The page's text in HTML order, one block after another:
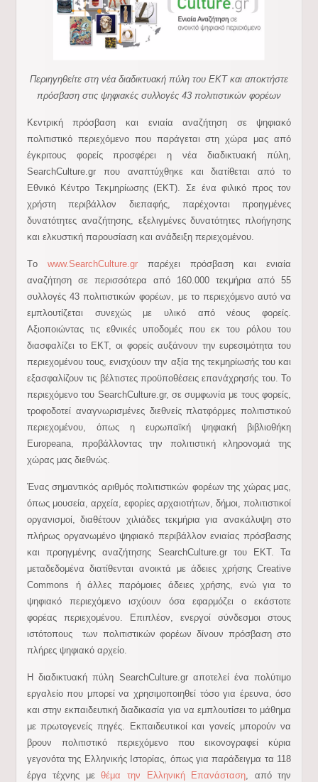
Περιηγηθείτε στη νέα διαδικτυακή πύλη του ΕΚΤ και αποκτήστε
πρόσβαση στις ψηφιακές συλλογές 43 πολιτιστικών φορέων
Kεντρική πρόσβαση και ενιαία αναζήτηση σε ψηφιακό
πολιτιστικό περιεχόμενο που παράγεται στη χώρα μας από
έγκριτους φορείς προσφέρει η νέα διαδικτυακή πύλη,
SearchCulture.gr που αναπτύχθηκε και διατίθεται από το
Εθνικό Κέντρο Τεκμηρίωσης (ΕΚΤ). Σε ένα φιλικό προς τον
χρήστη περιβάλλον διεπαφής, παρέχονται προηγμένες
δυνατότητες αναζήτησης, εξελιγμένες δυνατότητες πλοήγησης
και ελκυστική παρουσίαση και ανάδειξη περιεχομένου.
Tο www.SearchCulture.grπαρέχει πρόσβαση και ενιαία
αναζήτηση σε περισσότερα από 160.000 τεκμήρια από 55
συλλογές 43 πολιτιστικών φορέων, με το περιεχόμενο αυτό να
εμπλουτίζεται συνεχώς με υλικό από νέους φορείς.
Αξιοποιώντας τις εθνικές υποδομές που εκ του ρόλου του
διασφαλίζει το ΕΚΤ, οι φορείς αυξάνουν την ευρεσιμότητα του
περιεχομένου τους, ενισχύουν την αξία της τεκμηρίωσής του και
εξασφαλίζουν τις βέλτιστες προϋποθέσεις επανάχρησής του. Το
περιεχόμενο του SearchCulture.gr, σε συμφωνία με τους φορείς,
τροφοδοτεί αναγνωρισμένες διεθνείς πλατφόρμες πολιτιστικού
περιεχομένου, όπως η ευρωπαϊκή ψηφιακή βιβλιοθήκη
Europeana, προβάλλοντας την πολιτιστική κληρονομιά της
χώρας μας διεθνώς.
Ένας σημαντικός αριθμός πολιτιστικών φορέων της χώρας μας,
όπως μουσεία, αρχεία, εφορίες αρχαιοτήτων, δήμοι, πολιτιστικοί
οργανισμοί, διαθέτουν χιλιάδες τεκμήρια για ανακάλυψη στο
πλήρως οργανωμένο ψηφιακό περιβάλλον ενιαίας πρόσβασης
και προηγμένης αναζήτησης SearchCulture.gr του ΕΚΤ. Τα
μεταδεδομένα διατίθενται ανοικτά με άδειες χρήσης Creative
Commons ή άλλες παρόμοιες άδειες χρήσης, ενώ για το
ψηφιακό περιεχόμενο ισχύουν όσα εφαρμόζει ο εκάστοτε
φορέας περιεχομένου. Επιπλέον, ενεργοί σύνδεσμοι στους
ιστότοπους των πολιτιστικών φορέων δίνουν πρόσβαση στο
πλήρες ψηφιακό αρχείο.
H διαδικτυακή πύλη SearchCulture.gr αποτελεί ένα πολύτιμο
εργαλείο που μπορεί να χρησιμοποιηθεί τόσο για έρευνα, όσο
και στην εκπαιδευτική διαδικασία για να εμπλουτίσει το μάθημα
με πρωτογενείς πηγές. Εκπαιδευτικοί και γονείς μπορούν να
βρουν πολιτιστικό περιεχόμενο που εικονογραφεί κύρια
γεγονότα της Ελληνικής Ιστορίας, όπως για παράδειγμα τα 118
έργα τέχνης μεθέμα την Ελληνική Επανάσταση, από την